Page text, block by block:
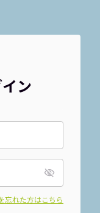
ン
忘れた方はこちら